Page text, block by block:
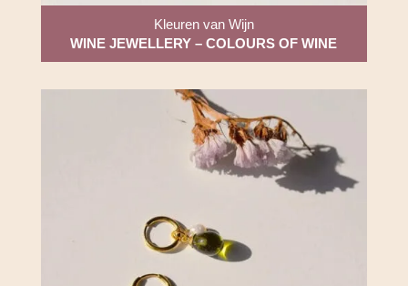
Kleuren van Wijn
WINE JEWELLERY – COLOURS OF WINE